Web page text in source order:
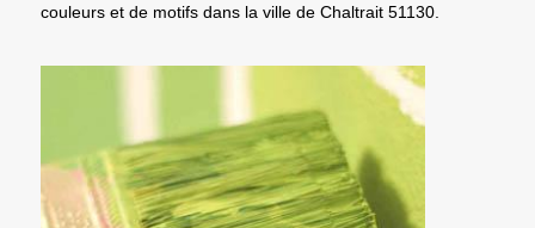
couleurs et de motifs dans la ville de Chaltrait 51130.